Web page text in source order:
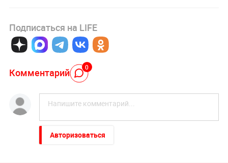
Подписаться на LIFE
Комментарий 0
Авторизоваться